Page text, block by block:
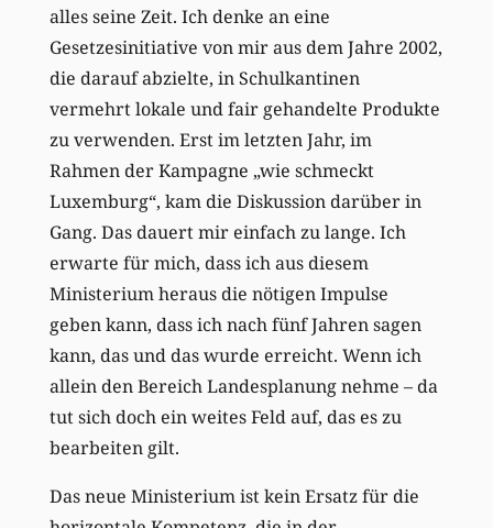
alles seine Zeit. Ich denke an eine
Gesetzesinitiative von mir aus dem Jahre 2002,
die darauf abzielte, in Schulkantinen
vermehrt lokale und fair gehandelte Produkte
zu verwenden. Erst im letzten Jahr, im
Rahmen der Kampagne „wie schmeckt
Luxemburg“, kam die Diskussion darüber in
Gang. Das dauert mir einfach zu lange. Ich
erwarte für mich, dass ich aus diesem
Ministerium heraus die nötigen Impulse
geben kann, dass ich nach fünf Jahren sagen
kann, das und das wurde erreicht. Wenn ich
allein den Bereich Landesplanung nehme – da
tut sich doch ein weites Feld auf, das es zu
bearbeiten gilt.
Das neue Ministerium ist kein Ersatz für die